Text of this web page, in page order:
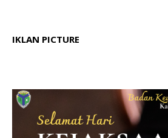
IKLAN PICTURE